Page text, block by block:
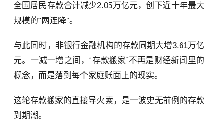
全国居民存款合计减少2.05万亿元，创下近十年最大
规模的“两连降”。
与此同时，非银行金融机构的存款同期大增3.61万亿
元。一减一增之间，“存款搬家”不再是财经新闻里的
概念，而是落到每个家庭账面上的现实。
这轮存款搬家的直接导火索，是一波史无前例的存款
到期潮。